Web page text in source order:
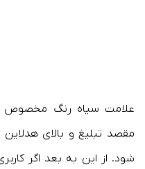
علامت سیاه رنگ مخصوص
مقصد تبلیغ و بالای
شود. از این به بعد اگر